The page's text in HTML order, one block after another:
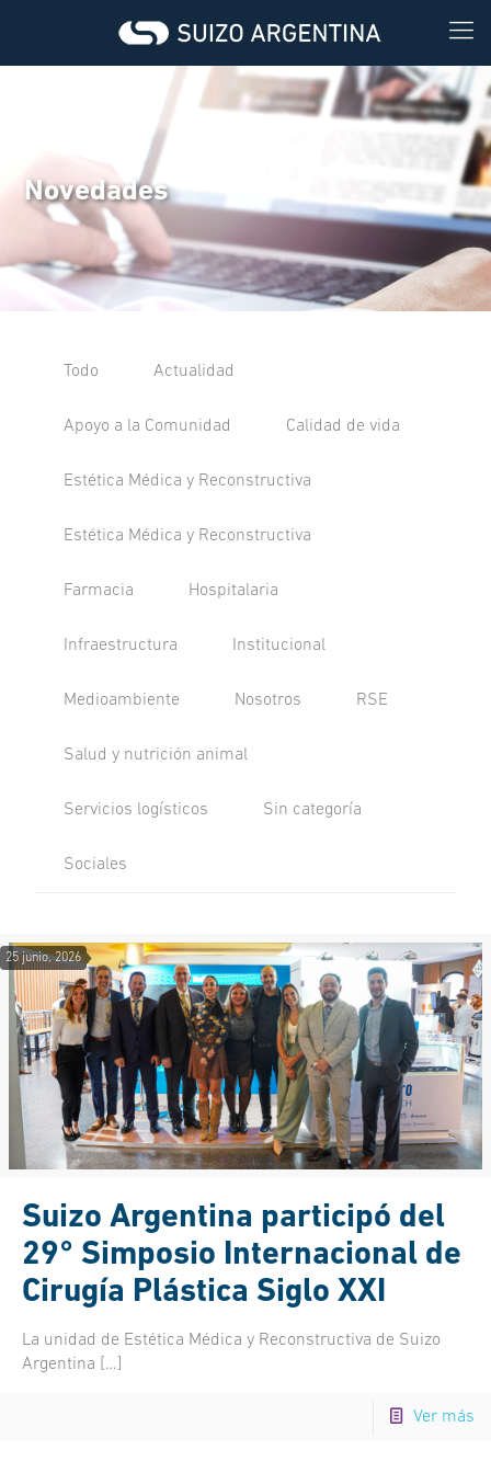
Novedades
Todo Actualidad
Apoyo a la Comunidad Calidad de vida
Estética Médica y Reconstructiva
Estética Médica y Reconstructiva
Farmacia Hospitalaria
Infraestructura Institucional
Medioambiente Nosotros RSE
Salud y nutrición animal
Servicios logísticos Sin categoría
Sociales
25 junio, 2026
Suizo Argentina participó del
29° Simposio Internacional de
Cirugía Plástica Siglo XXI
La unidad de Estética Médica y Reconstructiva de Suizo
Argentina […]
Ver más